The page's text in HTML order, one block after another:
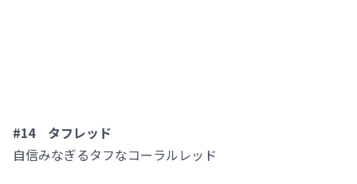
#14 タフレッド
自信みなぎるタフなコーラルレッド